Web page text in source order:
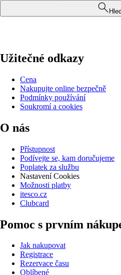
Užitečné odkazy
Cena
Nakupujte online bezpečně
Podmínky používání
Soukromí a cookies
O nás
Přístupnost
Podívejte se, kam doručujeme
Poplatek za službu
Nastavení Cookies
Možnosti platby
itesco.cz
Clubcard
Pomoc s prvním
Jak nakupovat
Registrace
Rezervace času
Oblíbené